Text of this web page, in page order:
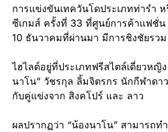
การแข่งขันเทควันโดประเภทท่ารำ
ซีเกมส์ ครั้งที่ 33 ที่ศูนย์การค้าแฟชั่น
10 ธันวาคมที่ผ่านมา มีการชิงชัยรว
ไฮไลต์อยู่ที่ประเภทฟรีสไตล์เดี่ยวหญิ
นาโน” วัชรกุล ลิ้มจิตรกร นักกีฬาดา
กับคู่แข่งจาก สิงคโปร์ และ ลาว
ผลปรากฏว่า “น้องนาโน” สามารถท